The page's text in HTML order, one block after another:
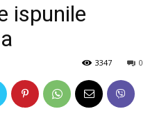
ispunile
0
3347